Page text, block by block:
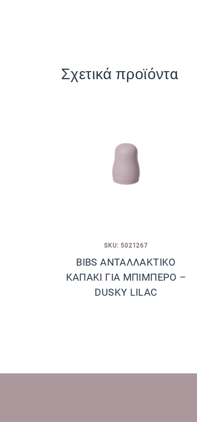
Σχετικά προϊόντα
SKU: 5021267
BIBS ΑΝΤΑΛΛΑΚΤΙΚΟ
ΚΑΠΑΚΙ ΓΙΑ ΜΠΙΜΠΕΡΟ –
DUSKY LILAC